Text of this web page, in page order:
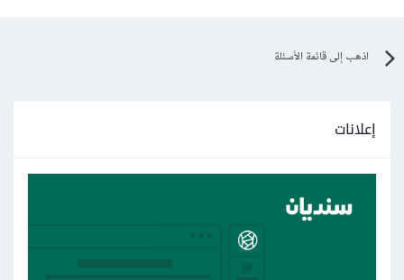
اذهب إلى قائمة الأسئلة
إعلانات